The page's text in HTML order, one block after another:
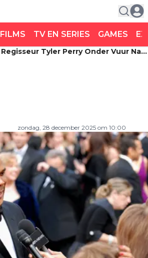
FILMS TV EN SERIES GAMES
Regisseur Tyler Perry Onder Vuur Na
zondag, 28 december 2025 om 10:00